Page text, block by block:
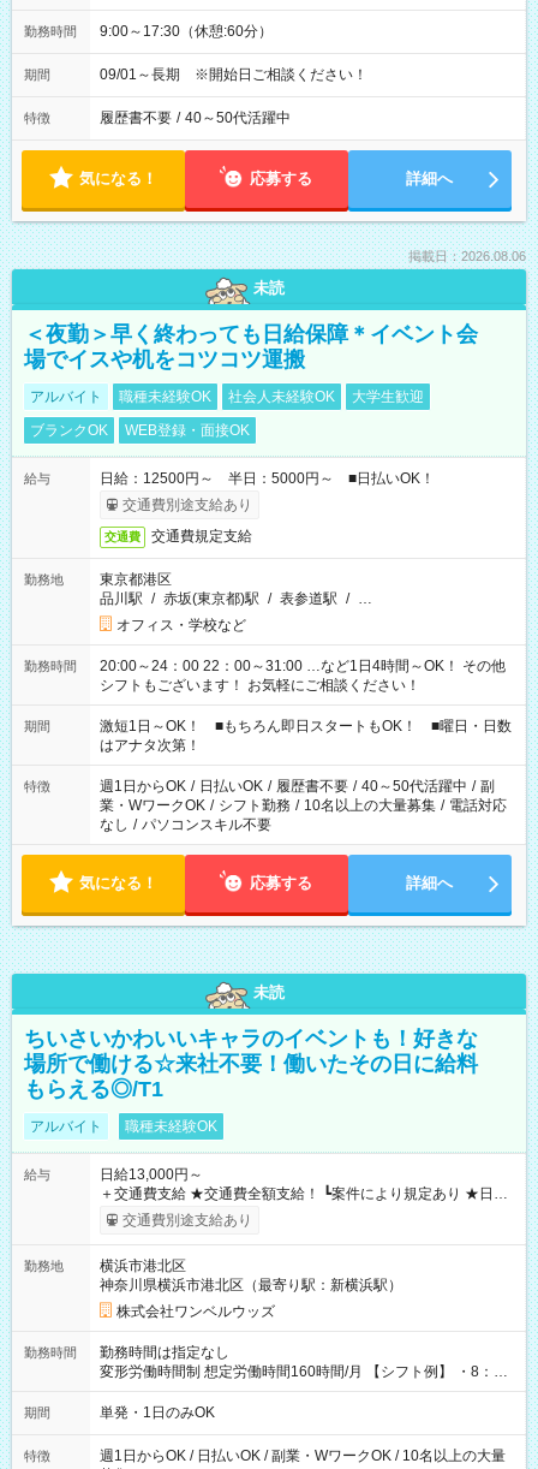
勤務時間 9:00～17:30（休憩:60分）
期間 09/01～長期 ※開始日ご相談ください！
特徴 履歴書不要 / 40～50代活躍中
気になる！ 応募する 詳細へ
掲載日：2026.08.06
未読
＜夜勤＞早く終わっても日給保障＊イベント会
場でイスや机をコツコツ運搬
アルバイト 職種未経験OK 社会人未経験OK
大学生歓迎
ブランクOK
WEB登録・面接OK
給与
日給：12500円～ 半日：5000円～ ■日払いOK！
交通費別途支給あり
交通費 交通費規定支給
勤務地
東京都港区
品川駅 / 赤坂(東京都)駅 / 表参道駅 / …
オフィス・学校など
勤務時間
20:00～24：00 22：00～31:00 …など1日4時間～OK！ その他
シフトもございます！ お気軽にご相談ください！
期間
激短1日～OK！ ■もちろん即日スタートもOK！ ■曜日・日数
はアナタ次第！
特徴 週1日からOK / 日払いOK / 履歴書不要 / 40～50代活躍中 / 副
業・WワークOK / シフト勤務 / 10名以上の大量募集 / 電話対応
なし / パソコンスキル不要
気になる！ 応募する 詳細へ
未読
ちいさいかわいいキャラのイベントも！好きな
場所で働ける☆来社不要！働いたその日に給料
もらえる◎/T1
アルバイト 職種未経験OK
給与
日給13,000円～
＋交通費支給 ★交通費全額支給！ ┗案件により規定あり ★日払
いOK！（規定あり） ┗働いたその日に現金GET♪ お仕事後はコ
ンビニATMから 日払い分を引き落とせます！ 【試用期間】試
交通費別途支給あり
勤務地
横浜市港北区
神奈川県横浜市港北区（最寄り駅：新横浜駅）
株式会社ワンベルウッズ
勤務時間
勤務時間は指定なし
変形労働時間制 想定労働時間160時間/月 【シフト例】 ・8：00
～21：00
期間 単発・1日のみOK
特徴
週1日からOK / 日払いOK / 副業・WワークOK / 10名以上の大量